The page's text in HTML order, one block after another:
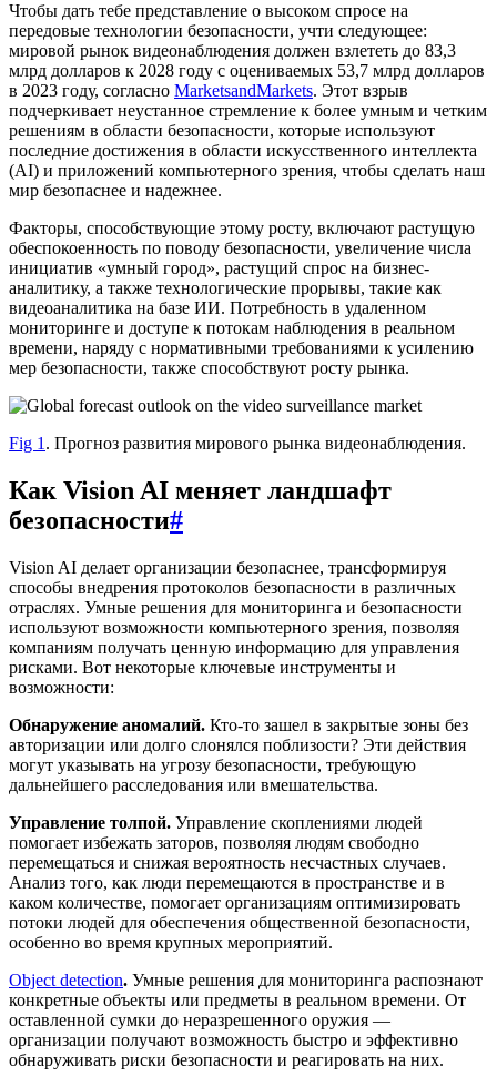
Чтобы дать тебе представление о высоком спросе на
передовые технологии безопасности, учти следующее:
мировой рынок видеонаблюдения должен взлететь до 83,3
млрд долларов к 2028 году с оцениваемых 53,7 млрд долларов
в 2023 году, согласно MarketsandMarkets. Этот взрыв
подчеркивает неустанное стремление к более умным и четким
решениям в области безопасности, которые используют
последние достижения в области искусственного интеллекта
(AI) и приложений компьютерного зрения, чтобы сделать наш
мир безопаснее и надежнее.
Факторы, способствующие этому росту, включают растущую
обеспокоенность по поводу безопасности, увеличение числа
инициатив «умный город», растущий спрос на бизнес-
аналитику, а также технологические прорывы, такие как
видеоаналитика на базе ИИ. Потребность в удаленном
мониторинге и доступе к потокам наблюдения в реальном
времени, наряду с нормативными требованиями к усилению
мер безопасности, также способствуют росту рынка.
Fig 1 . Прогноз развития мирового рынка видеонаблюдения.
Как Vision AI меняет ландшафт
безопасности#
Vision AI делает организации безопаснее, трансформируя
способы внедрения протоколов безопасности в различных
отраслях. Умные решения для мониторинга и безопасности
используют возможности компьютерного зрения, позволяя
компаниям получать ценную информацию для управления
рисками. Вот некоторые ключевые инструменты и
возможности:
Обнаружение аномалий. Кто-то зашел в закрытые зоны без
авторизации или долго слонялся поблизости? Эти действия
могут указывать на угрозу безопасности, требующую
дальнейшего расследования или вмешательства.
Управление толпой. Управление скоплениями людей
помогает избежать заторов, позволяя людям свободно
перемещаться и снижая вероятность несчастных случаев.
Анализ того, как люди перемещаются в пространстве и в
каком количестве, помогает организациям оптимизировать
потоки людей для обеспечения общественной безопасности,
особенно во время крупных мероприятий.
Object detection. Умные решения для мониторинга распознают
конкретные объекты или предметы в реальном времени. От
оставленной сумки до неразрешенного оружия —
организации получают возможность быстро и эффективно
обнаруживать риски безопасности и реагировать на них.